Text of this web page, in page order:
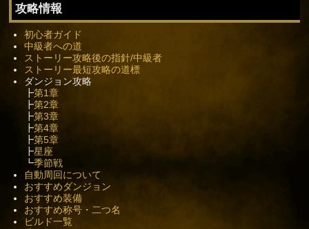
攻略情報
初心者ガイド
中級者への道
ストーリー攻略後の指針/中級者
ストーリー最短攻略の道標
ダンジョン攻略
┣第1章
┣第2章
┣第3章
┣第4章
┣第5章
┣星座
┗季節戦
自動周回について
おすすめダンジョン
おすすめ装備
おすすめ称号・二つ名
ビルド一覧